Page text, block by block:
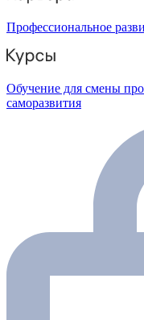
Профессиональное
Обучение для смены
саморазвития